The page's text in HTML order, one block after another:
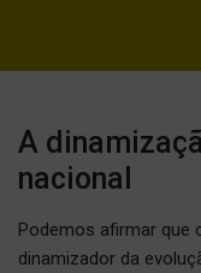
A
nacional
Podemos afirmar que
dinamizador da